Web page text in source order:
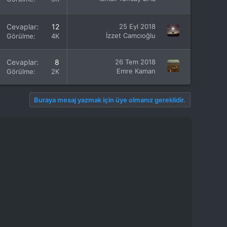
Cevaplar 12
Görülme 4K
25 Eyl 2018
İzzet Camcıoğlu
Cevaplar 8
Görülme 2K
26 Tem 2018
Emre Kaman
Buraya mesaj yazmak için üye olmanız gereklidir.